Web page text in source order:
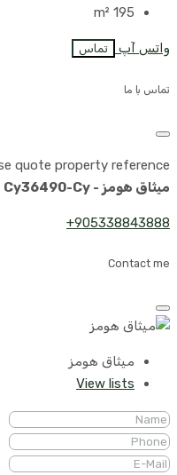
195
m²
واتس آپ تماس
تماس با ما
quote property reference
میثاق هومز - Cy36490-Cy
905338843888+
Contact me
میثاق هومز
View lists